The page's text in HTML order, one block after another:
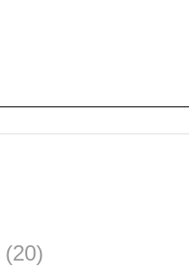
(20)